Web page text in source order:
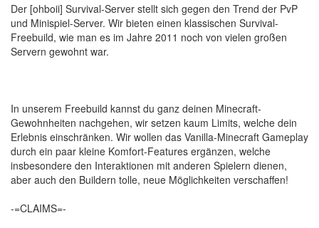
Der [ohboii] Survival-Server stellt sich gegen den Trend der PvP
und Minispiel-Server. Wir bieten einen klassischen Survival-
Freebuild, wie man es im Jahre 2011 noch von vielen großen
Servern gewohnt war.
In unserem Freebuild kannst du ganz deinen Minecraft-
Gewohnheiten nachgehen, wir setzen kaum Limits, welche dein
Erlebnis einschränken. Wir wollen das Vanilla-Minecraft Gameplay
durch ein paar kleine Komfort-Features ergänzen, welche
insbesondere den Interaktionen mit anderen Spielern dienen,
aber auch den Buildern tolle, neue Möglichkeiten verschaffen!
-=CLAIMS=-